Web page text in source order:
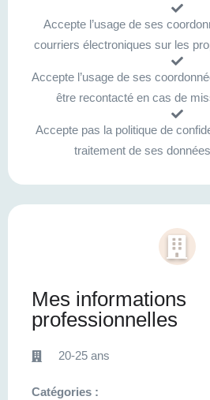
Accepte l’usage de ses
courriers électroniques sur les
Accepte l’usage de ses
être recontacté en cas de
Accepte pas la politique de
traitement de ses
Mes informations
professionnelles
20-25 ans
Catégories :